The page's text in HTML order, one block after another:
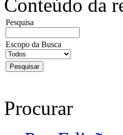
Conteúdo da
Pesquisa
Escopo da Busca
Procurar